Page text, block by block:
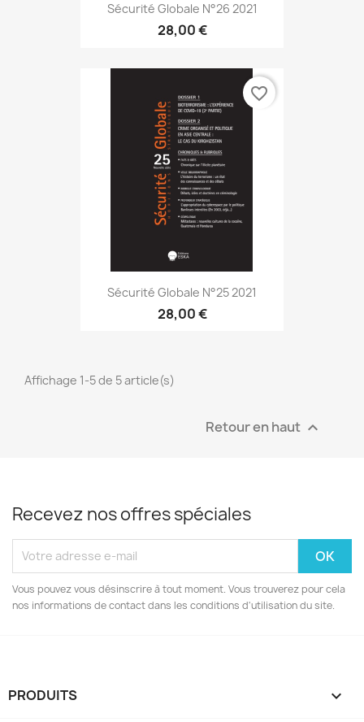
Sécurité Globale N°26 2021
28,00 €
Sécurité Globale N°25 2021
28,00 €
favorite_border
Affichage 1-5 de 5 article(s)
Retour en haut 
Recevez nos offres spéciales
Vous pouvez vous désinscrire à tout moment. Vous trouverez pour cela
nos informations de contact dans les conditions d'utilisation du site.
PRODUITS 